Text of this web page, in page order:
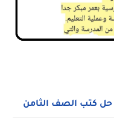
حل كتب الصف الثامن